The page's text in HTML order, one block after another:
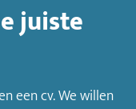
juiste
een cv. We willen